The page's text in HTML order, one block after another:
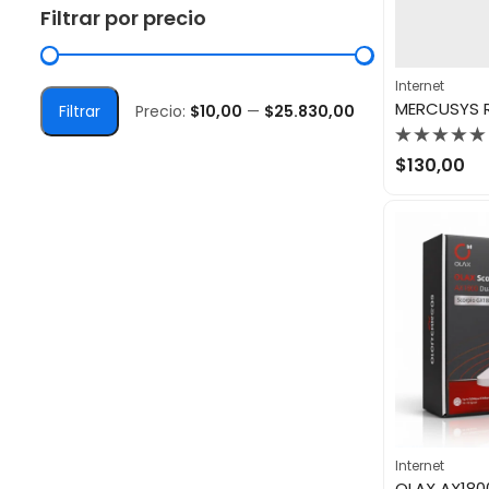
Internet
Valorado
con
$130,00
Internet
Filtrar por precio
Filtrar Precio: $10,00 — $25.830,00